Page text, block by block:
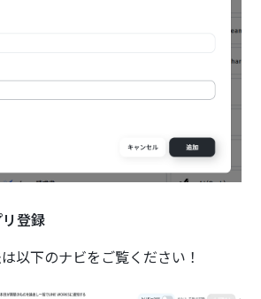
登録
以下のナビをご覧ください！